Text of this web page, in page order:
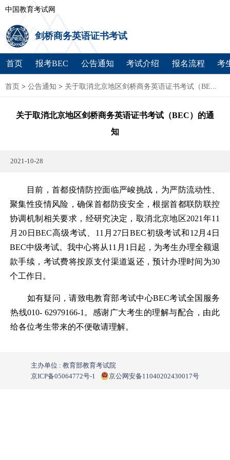
中国教育考试网
剑桥商务英语证书考试
首页 报考BEC 公告通知 考试介绍 报名流程 考
首页 > 公告通知 > 关于取消北京地区剑桥商务英语证书考试（BE...
关于取消北京地区剑桥商务英语证书考试（BEC）的通
知
2021-10-28
目前，首都疫情防控面临严峻挑战，为严防流动性、
聚集性疫情风险，确保首都防疫安全，根据首都联防联控
协调机制相关要求，经研究决定，取消北京地区2021年11
月20日BEC高级考试、11月27日BEC初级考试和12月4日
BEC中级考试。我中心将从11月1日起，为考生办理全额退
款手续，考试费将按原支付渠道返还，预计办理时间为30
个工作日。
如有疑问，请致电教育部考试中心BEC考试全国服务
热线010- 62979166-1。感谢广大考生的理解与配合，由此
给各位考生带来的不便敬请理解。
主办单位 : 教育部教育考试院
京ICP备05064772号-1
京公网安备11040202430017号